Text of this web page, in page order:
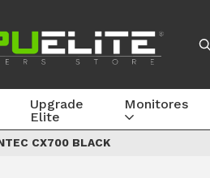
Upgrade
Elite
Monitores
CX700 BLACK